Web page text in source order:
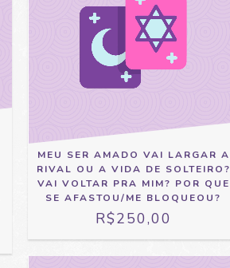
MEU SER AMADO VAI LARGAR A
RIVAL OU A VIDA DE SOLTEIRO?
VAI VOLTAR PRA MIM? POR QUE
SE AFASTOU/ME BLOQUEOU?
R$250,00